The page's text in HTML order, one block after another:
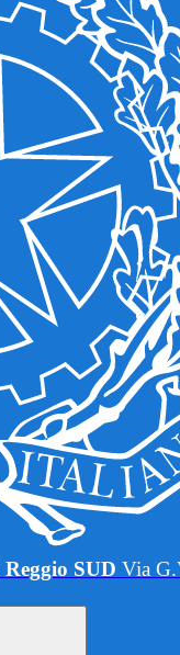
Reggio SUD Via